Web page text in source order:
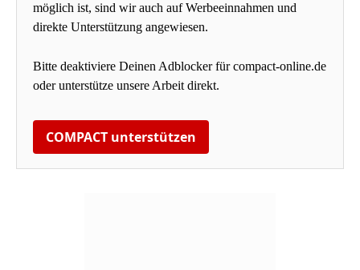
möglich ist, sind wir auch auf Werbeeinnahmen und
direkte Unterstützung angewiesen.
Bitte deaktiviere Deinen Adblocker für compact-online.de
oder unterstütze unsere Arbeit direkt.
COMPACT unterstützen